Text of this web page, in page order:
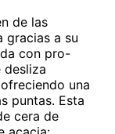
de las
gracias a su
con pro-
desliza
una
puntas. Esta
cera de